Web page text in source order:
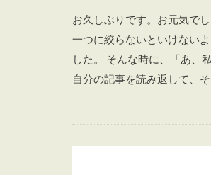
お久しぶりです。お元気で
一つに絞らないといけない
した。 そんな時に、「あ、
自分の記事を読み返して、